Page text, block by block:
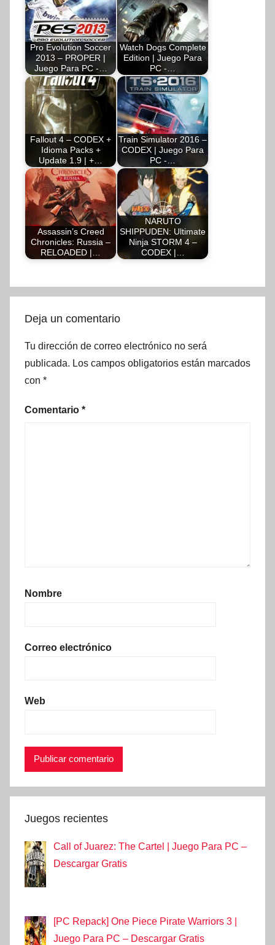
Pro Evolution Soccer
2013 – PROPER |
Juego Para PC -…
Watch Dogs Complete
Edition | Juego Para
PC -…
Fallout 4 – CODEX +
Idioma Packs +
Update 1.9 | +…
Train Simulator 2016 –
CODEX | Juego Para
PC -…
Assassin’s Creed
Chronicles: Russia –
RELOADED |…
NARUTO
SHIPPUDEN: Ultimate
Ninja STORM 4 –
CODEX |…
Deja un comentario
Tu dirección de correo electrónico no será
publicada. Los campos obligatorios están marcados
con *
Comentario *
Nombre
Correo electrónico
Web
Juegos recientes
Call of Juarez: The Cartel | Juego Para PC –
Descargar Gratis
[PC Repack] One Piece Pirate Warriors 3 |
Juego Para PC – Descargar Gratis